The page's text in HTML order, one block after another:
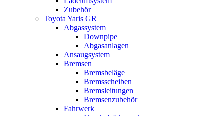
Zubehör
Toyota Yaris GR
Abgassystem
Downpipe
Abgasanlagen
Ansaugsystem
Bremsen
Bremsbeläge
Bremsscheiben
Bremsleitungen
Bremsenzubehör
Fahrwerk